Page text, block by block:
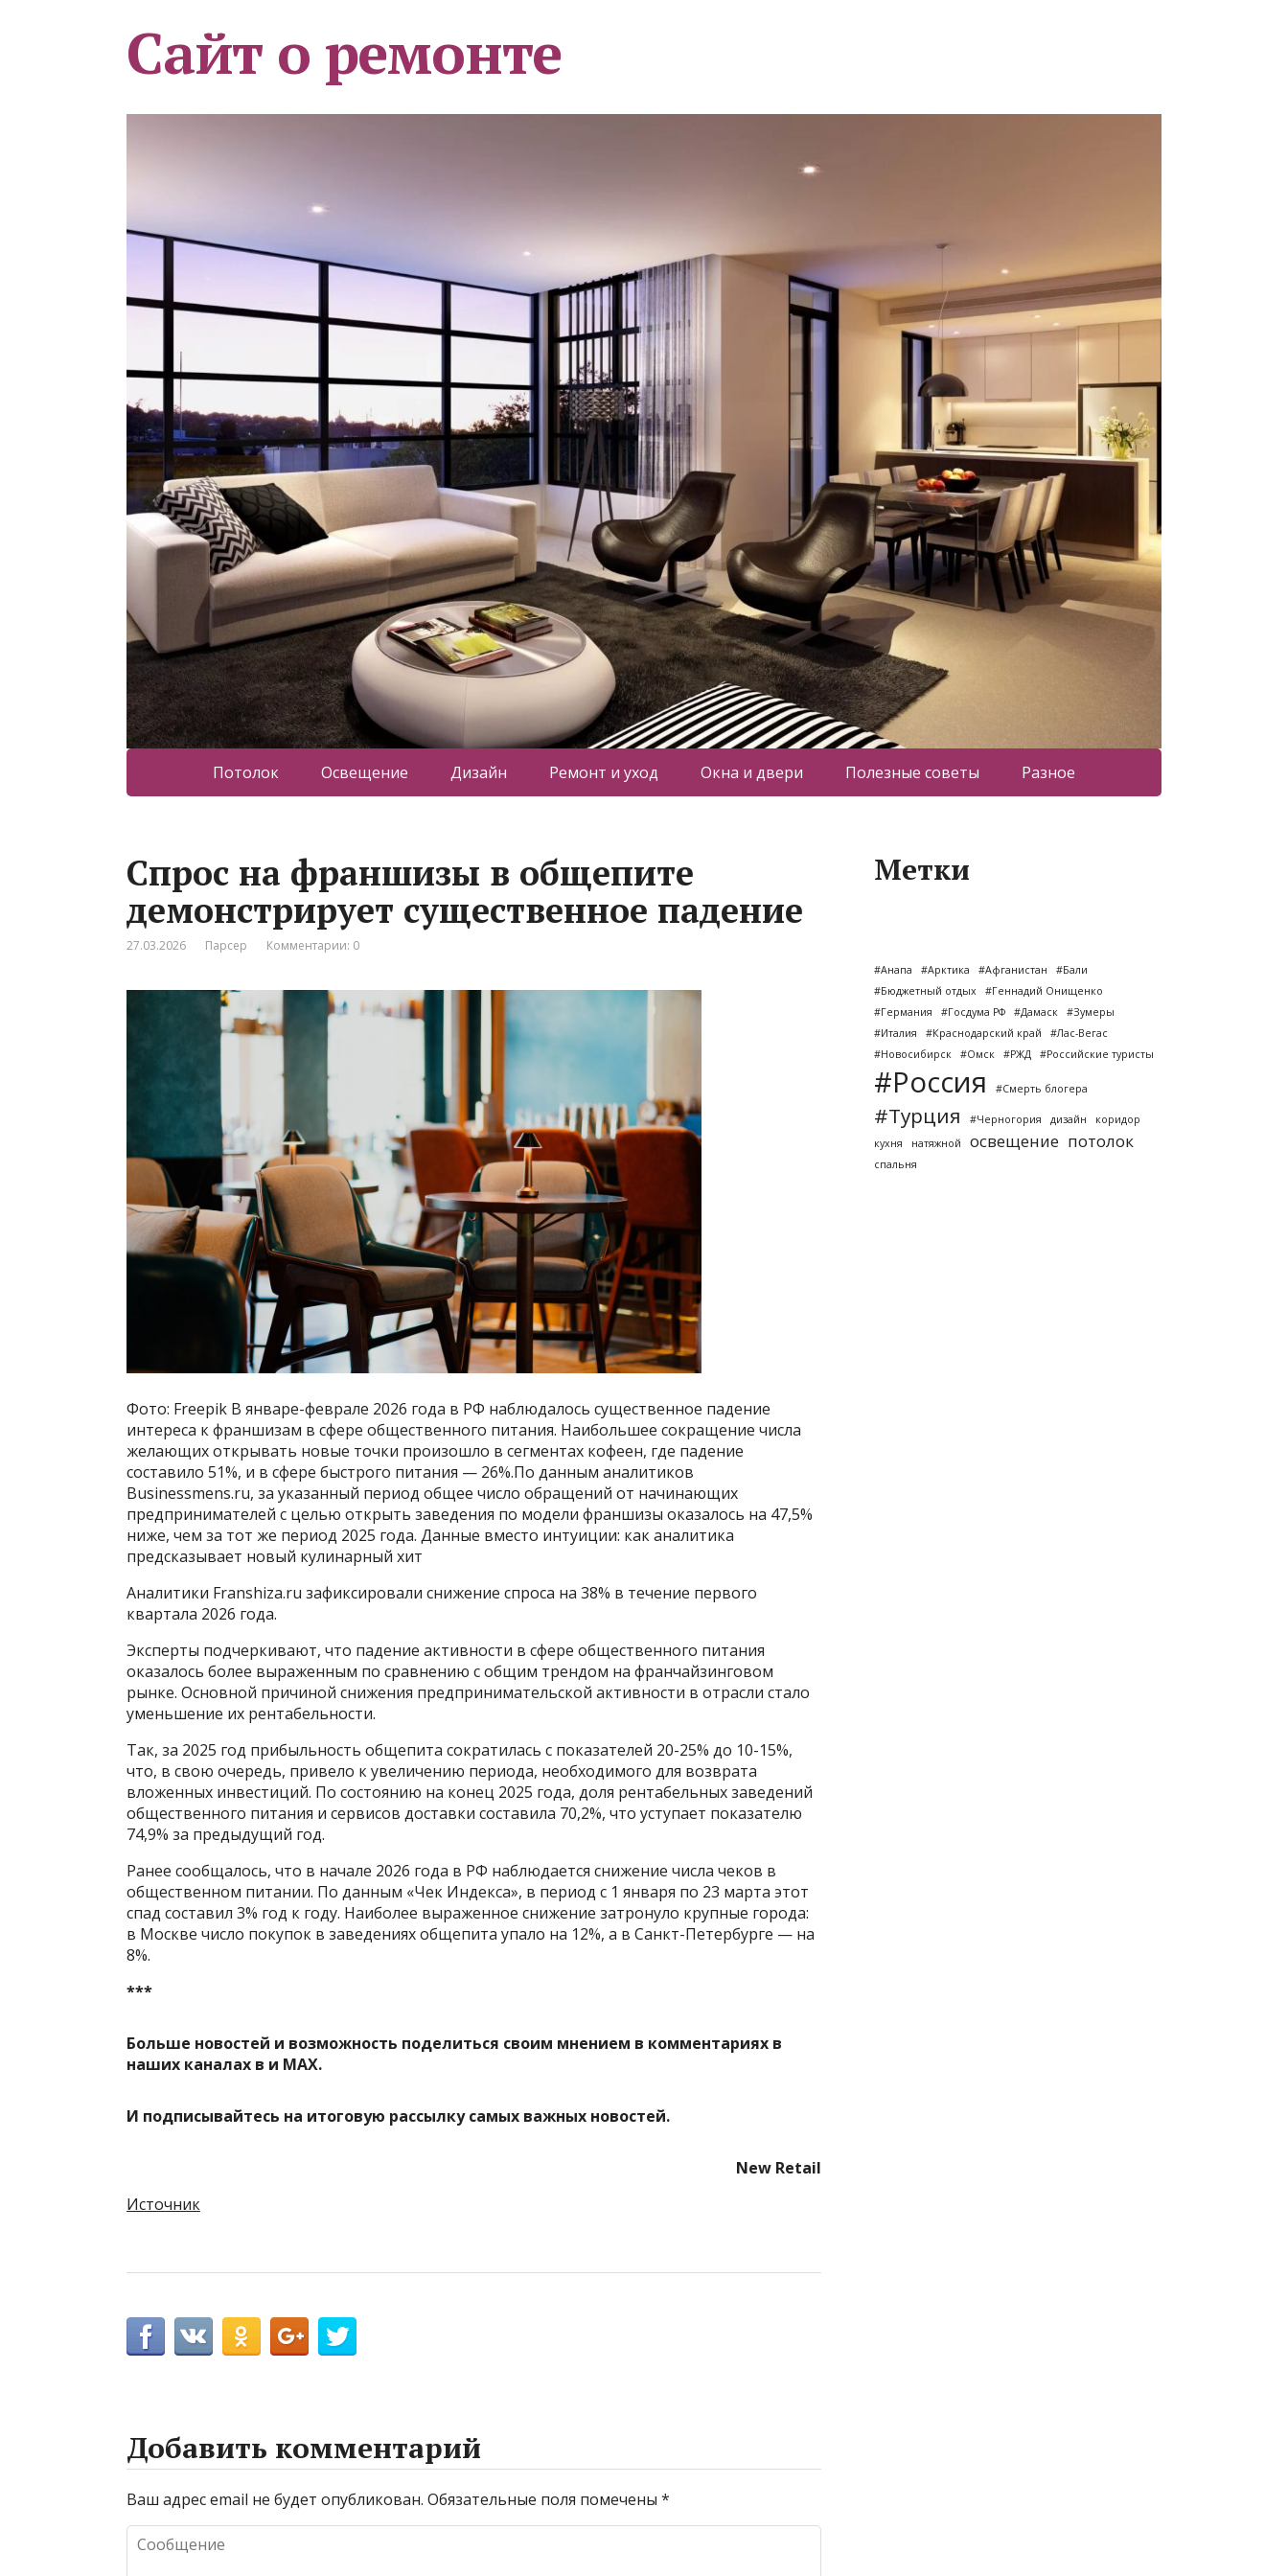
Сайт о ремонте
Потолок Освещение Дизайн Ремонт и уход Окна и двери Полезные советы Разное
Спрос на франшизы в общепите
демонстрирует существенное падение
27.03.2026 Парсер Комментарии: 0
Фото: Freepik В январе-феврале 2026 года в РФ наблюдалось существенное падение
интереса к франшизам в сфере общественного питания. Наибольшее сокращение числа
желающих открывать новые точки произошло в сегментах кофеен, где падение
составило 51%, и в сфере быстрого питания — 26%.По данным аналитиков
Businessmens.ru, за указанный период общее число обращений от начинающих
предпринимателей с целью открыть заведения по модели франшизы оказалось на 47,5%
ниже, чем за тот же период 2025 года. Данные вместо интуиции: как аналитика
предсказывает новый кулинарный хит
Аналитики Franshiza.ru зафиксировали снижение спроса на 38% в течение первого
квартала 2026 года.
Эксперты подчеркивают, что падение активности в сфере общественного питания
оказалось более выраженным по сравнению с общим трендом на франчайзинговом
рынке. Основной причиной снижения предпринимательской активности в отрасли стало
уменьшение их рентабельности.
Так, за 2025 год прибыльность общепита сократилась с показателей 20-25% до 10-15%,
что, в свою очередь, привело к увеличению периода, необходимого для возврата
вложенных инвестиций. По состоянию на конец 2025 года, доля рентабельных заведений
общественного питания и сервисов доставки составила 70,2%, что уступает показателю
74,9% за предыдущий год.
Ранее сообщалось, что в начале 2026 года в РФ наблюдается снижение числа чеков в
общественном питании. По данным «Чек Индекса», в период с 1 января по 23 марта этот
спад составил 3% год к году. Наиболее выраженное снижение затронуло крупные города:
в Москве число покупок в заведениях общепита упало на 12%, а в Санкт-Петербурге — на
8%.
***
Больше новостей и возможность поделиться своим мнением в комментариях в
наших каналах в и MAX.
И подписывайтесь на итоговую рассылку самых важных новостей.
New Retail
Источник
Добавить комментарий
Ваш адрес email не будет опубликован. Обязательные поля помечены *
Метки
#Анапа #Арктика #Афганистан
#Бали
#Бюджетный отдых
#Геннадий Онищенко
#Германия
#Госдума РФ #Дамаск
#Зумеры
#Италия
#Краснодарский край
#Лас-Вегас
#Новосибирск
#Омск #РЖД #Российские туристы
#Россия #Смерть блогера
#Турция #Черногория дизайн
коридор
кухня
натяжной освещение потолок
спальня